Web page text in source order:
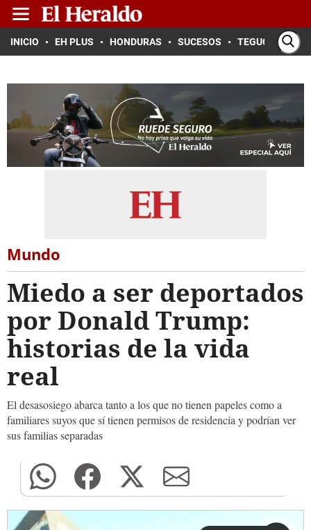
INICIO EH PLUS HONDURAS SUCESOS TEGUCIGALPA
Mundo
Miedo a ser deportados
por Donald Trump:
historias de la vida
real
El desasosiego abarca tanto a los que no tienen papeles como a
familiares suyos que sí tienen permisos de residencia y podrían ver
sus familias separadas